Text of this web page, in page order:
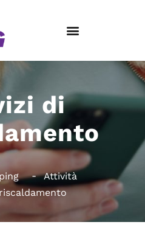
di
Attività